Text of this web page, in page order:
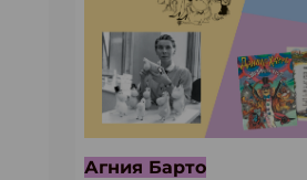
Агния Барто